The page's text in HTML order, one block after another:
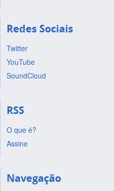
Redes Sociais
Twitter
YouTube
SoundCloud
RSS
O que é?
Assine
Navegação